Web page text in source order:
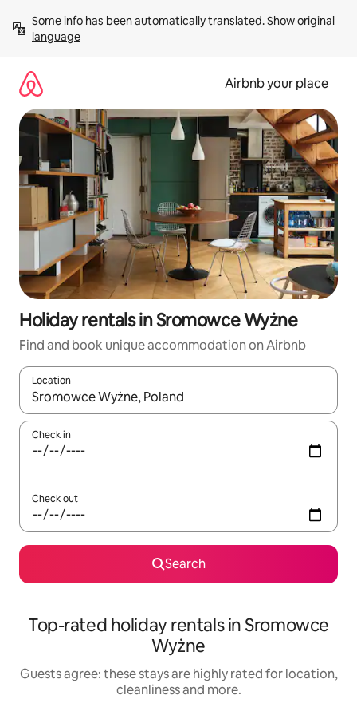
content
Some info has been automatically translated. Show original
language
Airbnb your place
Holiday rentals in Sromowce Wyżne
Find and book unique accommodation on Airbnb
Location
When results are available, navigate with the up and down
Check in
Check out
Search
Top-rated holiday rentals in Sromowce
Wyżne
Guests agree: these stays are highly rated for location,
cleanliness and more.